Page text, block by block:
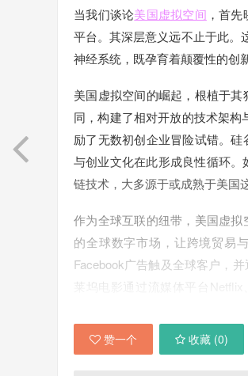
当我们谈论美国虚拟空间 ，首
平台。其深层意义远不止于此。
神经系统，既孕育着颠覆性的创
美国虚拟空间的崛起，根植于
同，构建了相对开放的技术架构
励了无数初创企业冒险试错。
与创业文化在此形成良性循环
链技术，大多源于或成熟于美国
作为全球互联的纽带，美国虚
的全球数字市场，让跨境贸易
Facebook广告触及全球客户，
莱坞电影通过流媒体平台
值得注意的是，美国虚拟空间
赞一个 收藏 (0)